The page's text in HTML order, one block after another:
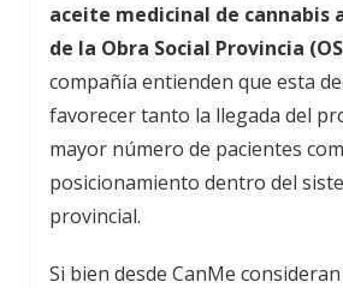
aceite medicinal de cannabis
de la Obra Social Provincia
compañía entienden que esta
favorecer tanto la llegada del
mayor número de pacientes
posicionamiento dentro del
provincial.
Si bien desde CanMe